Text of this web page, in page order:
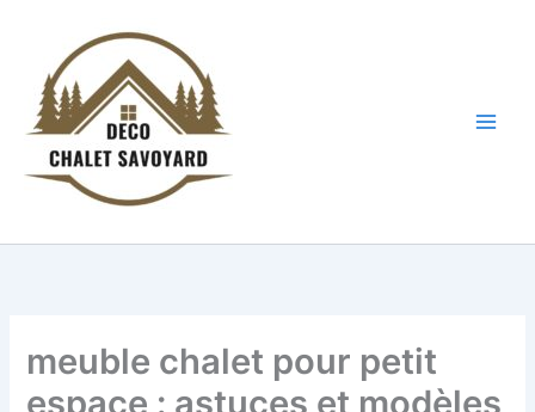
contenu
meuble chalet pour petit
espace : astuces et modèles